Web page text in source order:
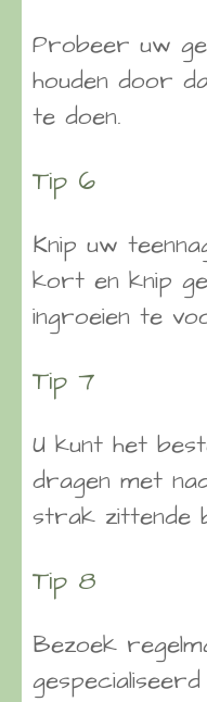
Probeer uw
houden door
te doen.
Tip 6
Knip uw
kort en knip
ingroeien te
Tip 7
U kunt het
dragen met
strak zittende
Tip 8
Bezoek